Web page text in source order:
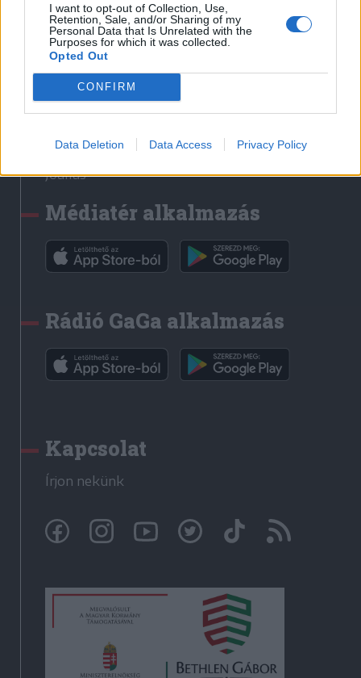
I want to opt-out of Collection, Use,
Retention, Sale, and/or Sharing of my
Personal Data that Is Unrelated with the
Purposes for which it was collected.
Opted Out
CONFIRM
Data Deletion Data Access Privacy Policy
Liget
Krónika
Bihari Napló
Erdélyi Napló
Főtér
Rádió GaGa
Jóállás
Médiatér alkalmazás
Rádió GaGa alkalmazás
Kapcsolat
Írjon nekünk